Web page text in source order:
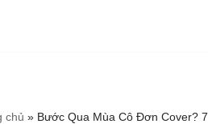
chủ » Bước Qua Mùa Cô Đơn Cover?